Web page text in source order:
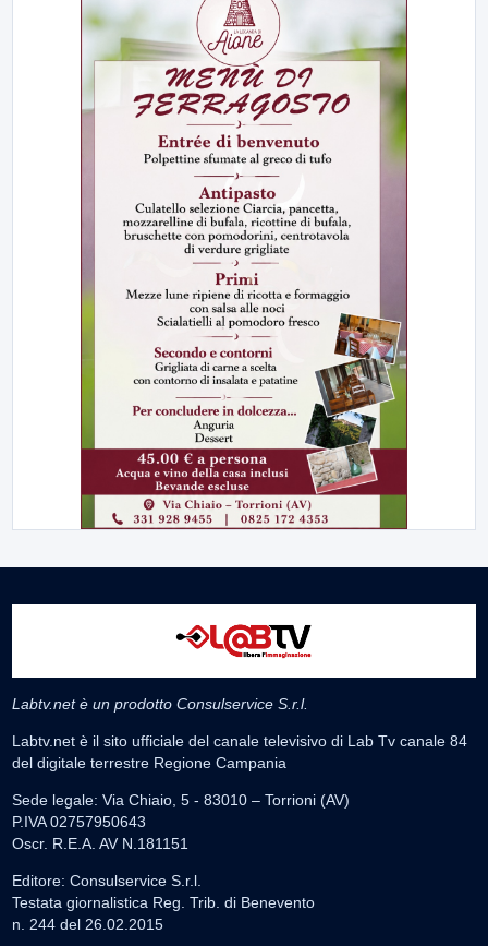
Labtv.net è un prodotto Consulservice S.r.l.
Labtv.net è il sito ufficiale del canale televisivo di Lab Tv canale 84
del digitale terrestre Regione Campania
Sede legale: Via Chiaio, 5 - 83010 – Torrioni (AV)
P.IVA 02757950643
Oscr. R.E.A. AV N.181151
Editore: Consulservice S.r.l.
Testata giornalistica Reg. Trib. di Benevento
n. 244 del 26.02.2015